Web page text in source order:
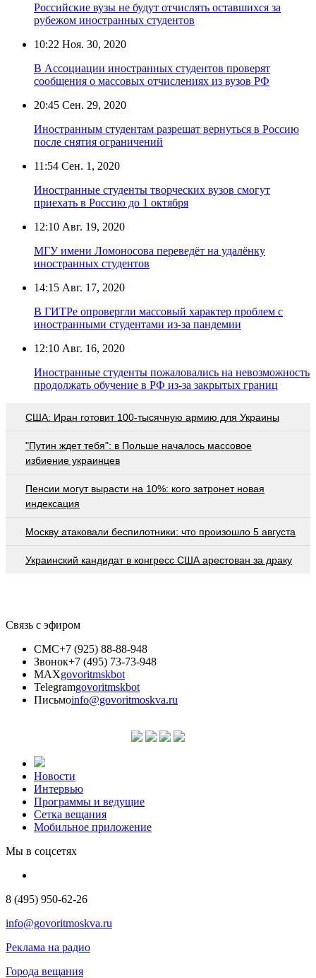
Российские вузы не будут отчислять оставшихся за
рубежом иностранных студентов
10:22 Ноя. 30, 2020
В Ассоциации иностранных студентов проверят
сообщения о массовых отчислениях из вузов РФ
20:45 Сен. 29, 2020
Иностранным студентам разрешат вернуться в Россию
после снятия ограничений
11:54 Сен. 1, 2020
Иностранные студенты творческих вузов смогут
приехать в Россию до 1 октября
12:10 Авг. 19, 2020
МГУ имени Ломоносова переведёт на удалёнку
иностранных студентов
14:15 Авг. 17, 2020
В ГИТРе опровергли массовый характер проблем с
иностранными студентами из-за пандемии
12:10 Авг. 16, 2020
Иностранные студенты пожаловались на невозможность
продолжать обучение в РФ из-за закрытых границ
США: Иран готовит 100-тысячную армию для Украины
"Путин ждет тебя": в Польше началось массовое
избиение украинцев
Пенсии могут вырасти на 10%: кого затронет новая
индексация
Москву атаковали беспилотники: что произошло 5 августа
Украинский кандидат в конгресс США арестован за драку
Связь с эфиром
СМС+7 (925) 88-88-948
Звонок+7 (495) 73-73-948
MAXgovoritmskbot
Telegramgovoritmskbot
Письмоinfo@govoritmoskva.ru
Новости
Интервью
Программы и ведущие
Сетка вещания
Мобильное приложение
Мы в соцсетях
8 (495) 950-62-26
info@govoritmoskva.ru
Реклама на радио
Города вещания